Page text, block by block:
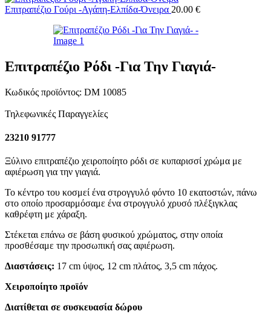
Επιτραπέζιο Γούρι -Αγάπη-Ελπίδα-Όνειρα 20.00 €
Επιτραπέζιο Ρόδι -Για Την Γιαγιά-
Κωδικός προϊόντος: DM 10085
Τηλεφωνικές Παραγγελίες
23210 91777
Ξύλινο επιτραπέζιο χειροποίητο ρόδι σε κυπαρισσί χρώμα με
αφιέρωση για την γιαγιά.
Το κέντρο του κοσμεί ένα στρογγυλό φόντο 10 εκατοστών, πάνω
στο οποίο προσαρμόσαμε ένα στρογγυλό χρυσό πλέξιγκλας
καθρέφτη με χάραξη.
Στέκεται επάνω σε βάση φυσικού χρώματος, στην οποία
προσθέσαμε την προσωπική σας αφιέρωση.
Διαστάσεις: 17 cm ύψος, 12 cm πλάτος, 3,5 cm πάχος.
Χειροποίητο προϊόν
Διατίθεται σε συσκευασία δώρου